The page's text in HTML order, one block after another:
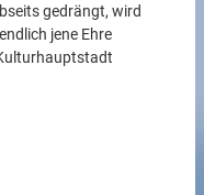
gedrängt, wird
jene Ehre